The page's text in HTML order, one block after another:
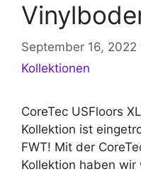
September 16, 2022
Kollektionen
CoreTec USFloors
Kollektion ist
FWT! Mit der
Kollektion haben